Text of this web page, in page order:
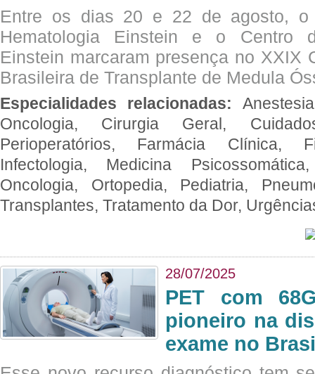
Entre os dias 20 e 22 de agosto, o
Hematologia Einstein e o Centro
Einstein marcaram presença no XXIX
Brasileira de Transplante de Medula
Especialidades relacionadas:
Oncologia, Cirurgia Geral,
Perioperatórios, Farmácia Clínica,
Infectologia, Medicina
Oncologia, Ortopedia, Pediatria,
Transplantes, Tratamento da Dor,
28/07/2025
PET com
pioneiro na
exame no